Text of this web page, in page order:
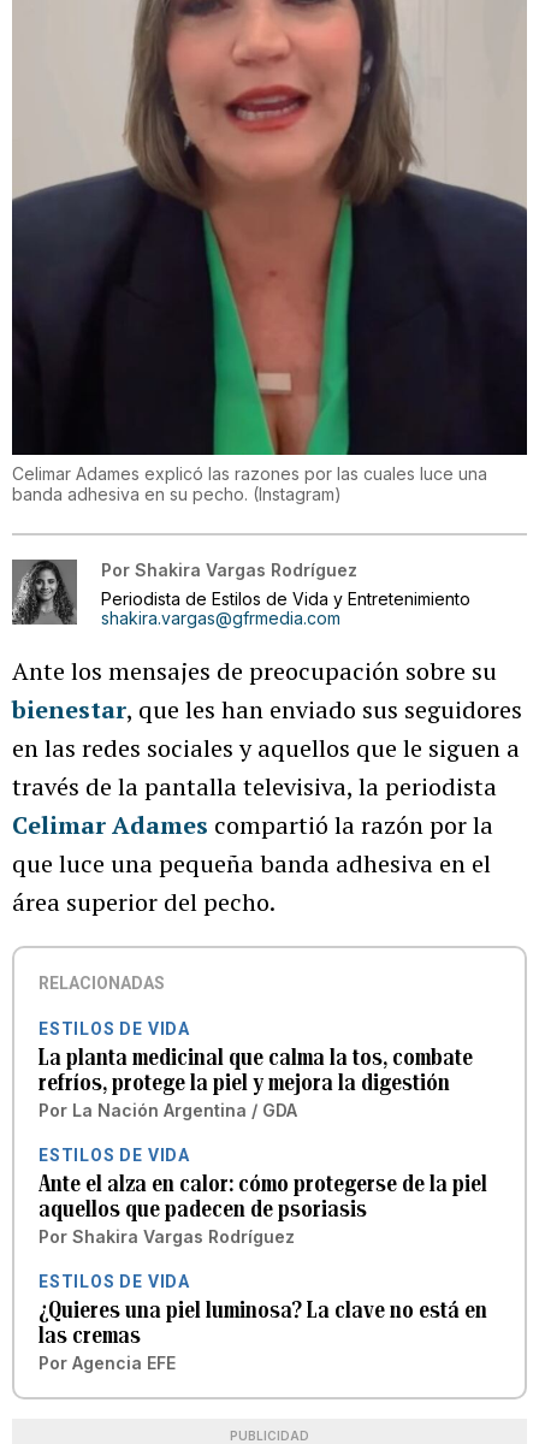
Celimar Adames explicó las razones por las cuales luce una
banda adhesiva en su pecho. (Instagram)
Por Shakira Vargas Rodríguez
Periodista de Estilos de Vida y Entretenimiento
shakira.vargas@gfrmedia.com
Ante los mensajes de preocupación sobre su
bienestar, que les han enviado sus seguidores
en las redes sociales y aquellos que le siguen a
través de la pantalla televisiva, la periodista
Celimar Adames compartió la razón por la
que luce una pequeña banda adhesiva en el
área superior del pecho.
RELACIONADAS
ESTILOS DE VIDA
La planta medicinal que calma la tos, combate
refríos, protege la piel y mejora la digestión
Por La Nación Argentina / GDA
ESTILOS DE VIDA
Ante el alza en calor: cómo protegerse de la piel
aquellos que padecen de psoriasis
Por Shakira Vargas Rodríguez
ESTILOS DE VIDA
¿Quieres una piel luminosa? La clave no está en
las cremas
Por Agencia EFE
PUBLICIDAD